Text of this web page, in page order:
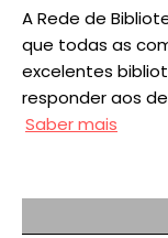
A Rede de
que todas as
excelentes
responder aos
Saber mais